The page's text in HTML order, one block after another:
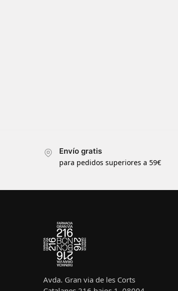
Envío gratis
para pedidos superiores a 59€
Avda. Gran via de les Corts